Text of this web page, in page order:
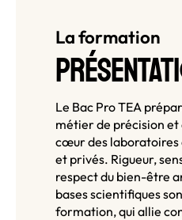
La formation
PRÉSENTATI
Le Bac Pro TEA
métier de précision
cœur des laboratoires
et privés. Rigueur,
respect du bien-être
bases scientifiques
formation, qui allie